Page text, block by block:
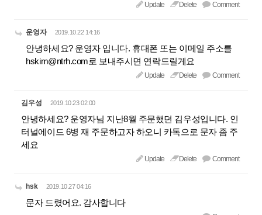
Update Delete Comment
운영자 2019.10.22 14:16
안녕하세요? 운영자 입니다. 휴대폰 또는 이메일 주소를
hskim@ntrh.com로 보내주시면 연락드릴게요
Update Delete Comment
김우성 2019.10.23 02:00
안녕하세요? 운영자님 지난8월 주문했던 김우성입니다. 인
터널에이드 6병 재 주문하고자 하오니 카톡으로 문자 좀 주
세요
Update Delete Comment
hsk 2019.10.27 04:16
문자 드렸어요. 감사합니다